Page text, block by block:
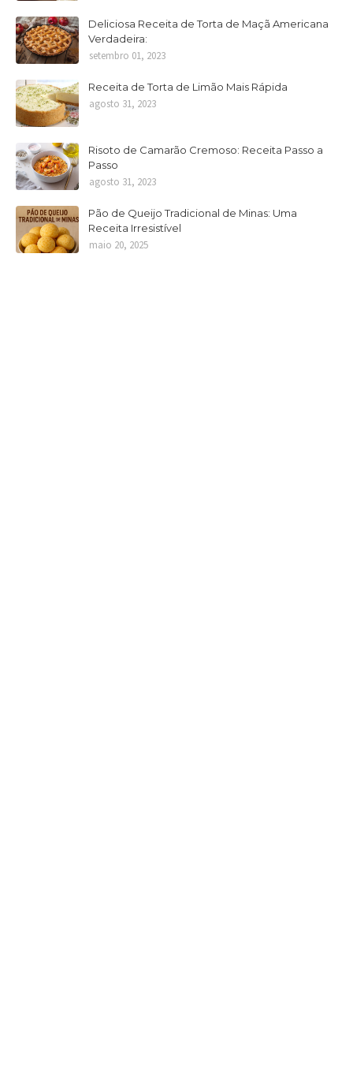
Deliciosa Receita de Torta de Maçã Americana
Verdadeira:
setembro 01, 2023
Receita de Torta de Limão Mais Rápida
agosto 31, 2023
Risoto de Camarão Cremoso: Receita Passo a
Passo
agosto 31, 2023
Pão de Queijo Tradicional de Minas: Uma
Receita Irresistível
maio 20, 2025